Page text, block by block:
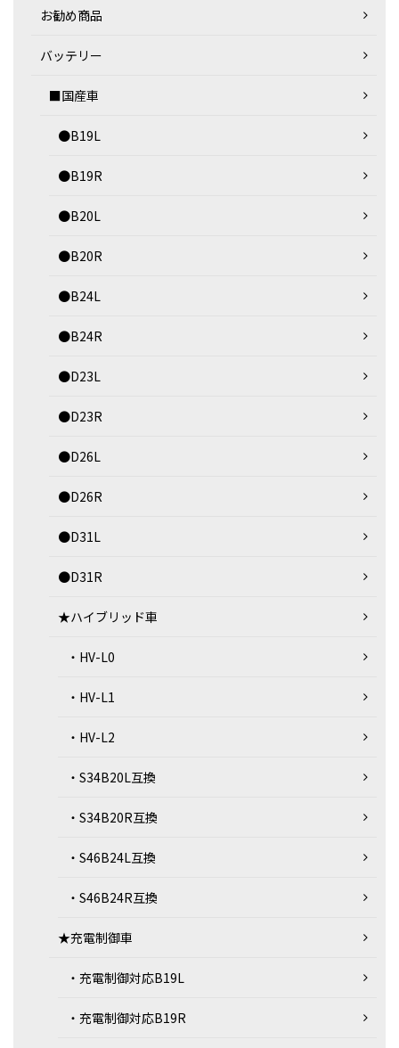
お勧め商品
バッテリー
■国産車
●B19L
●B19R
●B20L
●B20R
●B24L
●B24R
●D23L
●D23R
●D26L
●D26R
●D31L
●D31R
★ハイブリッド車
・HV-L0
・HV-L1
・HV-L2
・S34B20L互換
・S34B20R互換
・S46B24L互換
・S46B24R互換
★充電制御車
・充電制御対応B19L
・充電制御対応B19R